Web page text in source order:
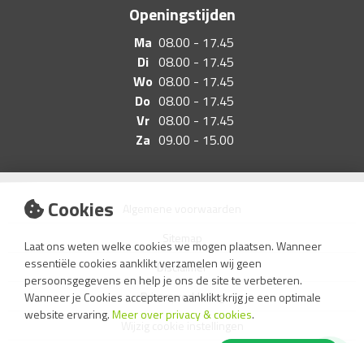
Cookies
Laat ons weten welke cookies we mogen plaatsen. Wanneer
essentiële cookies aanklikt verzamelen wij geen
persoonsgegevens en help je ons de site te verbeteren.
Wanneer je Cookies accepteren aanklikt krijg je een optimale
website ervaring.Meer over privacy & cookies.
Openingstijden
Ma 08.00 - 17.45
Di 08.00 - 17.45
Wo 08.00 - 17.45
Do 08.00 - 17.45
Vr 08.00 - 17.45
Za 09.00 - 15.00
Disclaimer
Privacyverklaring
Wijzig cookie instellingen